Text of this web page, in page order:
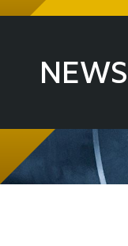
NEWS